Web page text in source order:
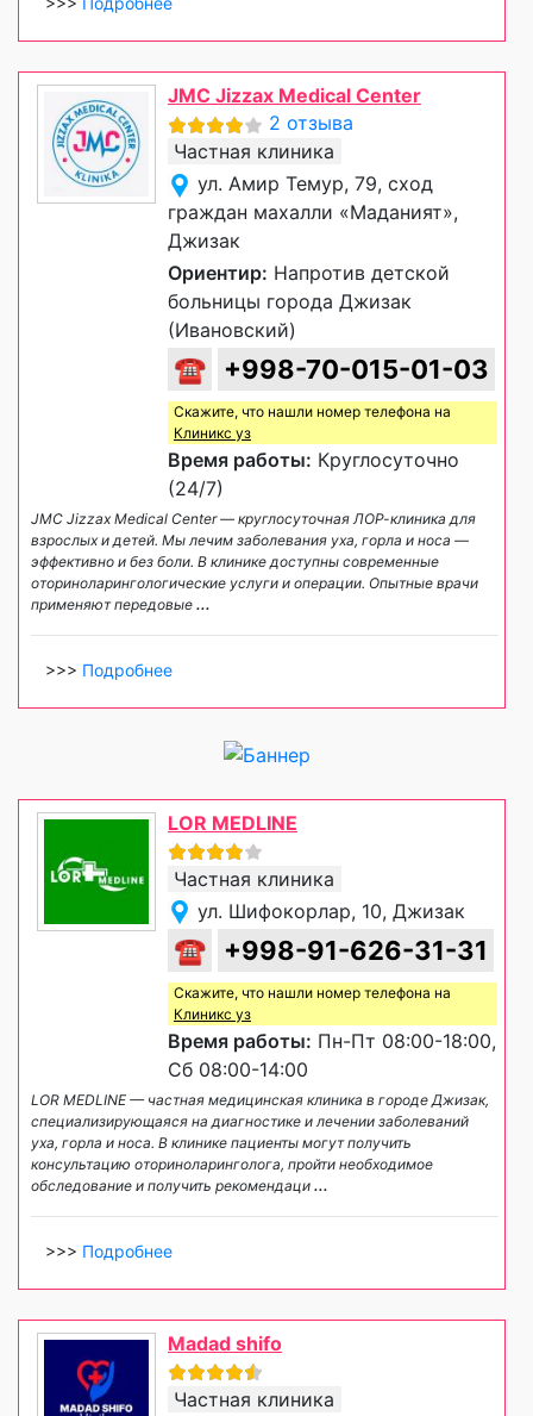
JMC Jizzax Medical Center
2 отзыва
Частная клиника
ул. Амир Темур, 79, сход
граждан махалли «Маданият»,
Джизак
Ориентир: Напротив детской
больницы города Джизак
(Ивановский)
☎ +998-70-015-01-03
Скажите, что нашли номер телефона на
Клиникс уз
Время работы: Круглосуточно
(24/7)
JMC Jizzax Medical Center — круглосуточная ЛОР-клиника для
взрослых и детей. Мы лечим заболевания уха, горла и носа —
эффективно и без боли. В клинике доступны современные
оториноларингологические услуги и операции. Опытные врачи
применяют передовые ...
>>> Подробнее
LOR MEDLINE
Частная клиника
ул. Шифокорлар, 10, Джизак
☎ +998-91-626-31-31
Скажите, что нашли номер телефона на
Клиникс уз
Время работы: Пн-Пт 08:00-18:00,
Сб 08:00-14:00
LOR MEDLINE — частная медицинская клиника в городе Джизак,
специализирующаяся на диагностике и лечении заболеваний
уха, горла и носа. В клинике пациенты могут получить
консультацию оториноларинголога, пройти необходимое
обследование и получить рекомендаци ...
>>> Подробнее
Madad shifo
Частная клиника